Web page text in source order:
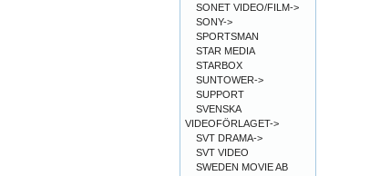
SONET VIDEO/FILM->
SONY->
SPORTSMAN
STAR MEDIA
STARBOX
SUNTOWER->
SUPPORT
SVENSKA
VIDEOFÖRLAGET->
SVT DRAMA->
SVT VIDEO
SWEDEN MOVIE AB